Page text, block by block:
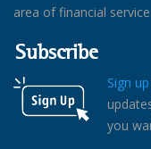
area of financial
Subscribe
Sign up
you